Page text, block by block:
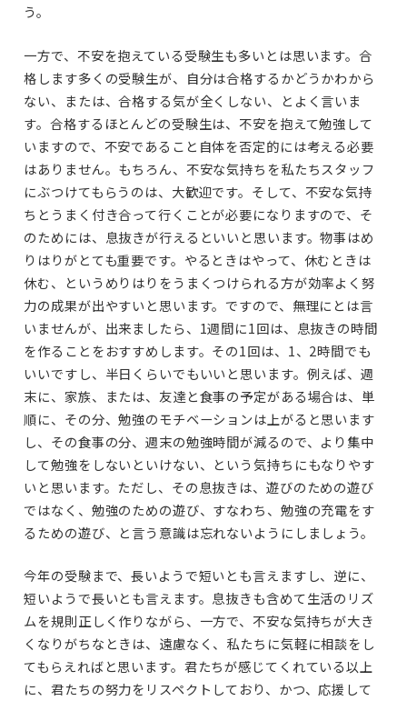
う。
一方で、不安を抱えている受験生も多いとは思います。合
格します多くの受験生が、自分は合格するかどうかわから
ない、または、合格する気が全くしない、とよく言いま
す。合格するほとんどの受験生は、不安を抱えて勉強して
いますので、不安であること自体を否定的には考える必要
はありません。もちろん、不安な気持ちを私たちスタッフ
にぶつけてもらうのは、大歓迎です。そして、不安な気持
ちとうまく付き合って行くことが必要になりますので、そ
のためには、息抜きが行えるといいと思います。物事はめ
りはりがとても重要です。やるときはやって、休むときは
休む、というめりはりをうまくつけられる方が効率よく努
力の成果が出やすいと思います。ですので、無理にとは言
いませんが、出来ましたら、1週間に1回は、息抜きの時間
を作ることをおすすめします。その1回は、1、2時間でも
いいですし、半日くらいでもいいと思います。例えば、週
末に、家族、または、友達と食事の予定がある場合は、単
順に、その分、勉強のモチベーションは上がると思います
し、その食事の分、週末の勉強時間が減るので、より集中
して勉強をしないといけない、という気持ちにもなりやす
いと思います。ただし、その息抜きは、遊びのための遊び
ではなく、勉強のための遊び、すなわち、勉強の充電をす
るための遊び、と言う意識は忘れないようにしましょう。
今年の受験まで、長いようで短いとも言えますし、逆に、
短いようで長いとも言えます。息抜きも含めて生活のリズ
ムを規則正しく作りながら、一方で、不安な気持ちが大き
くなりがちなときは、遠慮なく、私たちに気軽に相談をし
てもらえればと思います。君たちが感じてくれている以上
に、君たちの努力をリスペクトしており、かつ、応援して